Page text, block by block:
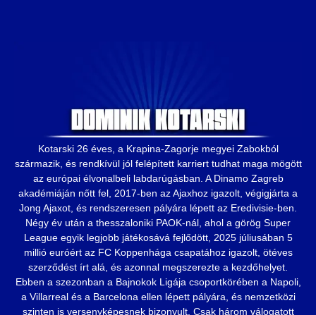
Kotarski 26 éves, a Krapina-Zagorje megyei Zabokból
származik, és rendkívül jól felépített karriert tudhat maga mögött
az európai élvonalbeli labdarúgásban. A Dinamo Zagreb
akadémiáján nőtt fel, 2017-ben az Ajaxhoz igazolt, végigjárta a
Jong Ajaxot, és rendszeresen pályára lépett az Eredivisie-ben.
Négy év után a thesszaloniki PAOK-nál, ahol a görög Super
League egyik legjobb játékosává fejlődött, 2025 júliusában 5
millió euróért az FC Koppenhága csapatához igazolt, ötéves
szerződést írt alá, és azonnal megszerezte a kezdőhelyet.
Ebben a szezonban a Bajnokok Ligája csoportkörében a Napoli,
a Villarreal és a Barcelona ellen lépett pályára, és nemzetközi
szinten is versenyképesnek bizonyult. Csak három válogatott